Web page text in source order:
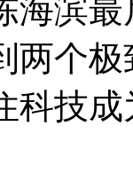
海滨
两个
科技